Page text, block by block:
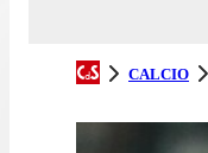
CALCIO